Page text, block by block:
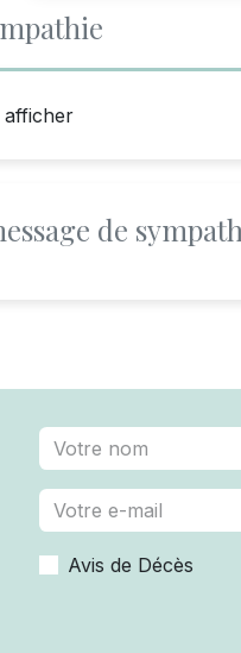
afficher
de
Avis de Décès